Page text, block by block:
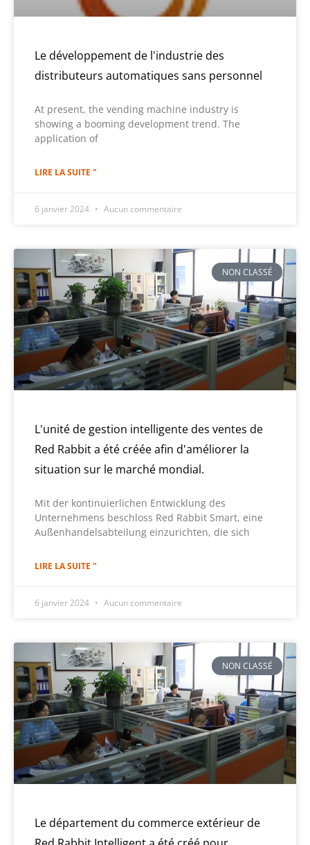
Le développement de l'industrie des
distributeurs automatiques sans personnel
At present, the vending machine industry is
showing a booming development trend. The
application of
LIRE LA SUITE "
6 janvier 2024 Aucun commentaire
NON CLASSÉ
L'unité de gestion intelligente des ventes de
Red Rabbit a été créée afin d'améliorer la
situation sur le marché mondial.
Mit der kontinuierlichen Entwicklung des
Unternehmens beschloss Red Rabbit Smart, eine
Außenhandelsabteilung einzurichten, die sich
LIRE LA SUITE "
6 janvier 2024 Aucun commentaire
NON CLASSÉ
Le département du commerce extérieur de